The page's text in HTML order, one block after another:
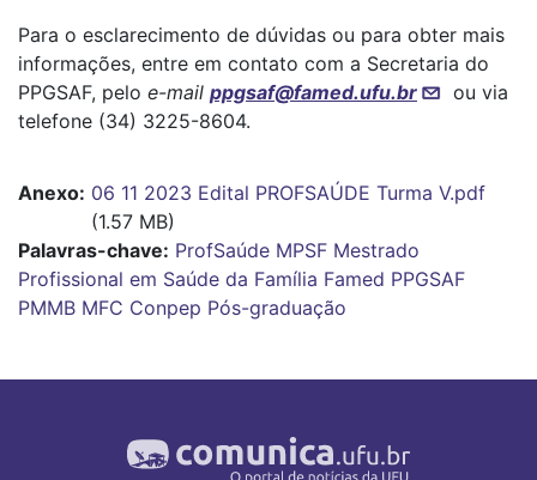
Para o esclarecimento de dúvidas ou para obter mais
informações, entre em contato com a Secretaria do
PPGSAF, pelo e-mail ppgsaf@famed.ufu.br
ou via
telefone (34) 3225-8604.
Anexo 06 11 2023 Edital PROFSAÚDE Turma V.pdf
(1.57 MB)
Palavras-chave: ProfSaúde MPSF Mestrado
Profissional em Saúde da Família Famed PPGSAF
PMMB MFC Conpep Pós-graduação